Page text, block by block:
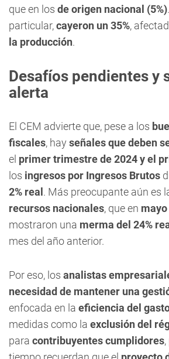
que en los de origen nacional (5%)
particular,cayeron un 35%,
la producción.
Desafíos pendientes y
alerta
El CEM advierte que, pese a los
fiscales, hay señales que deben
el primer trimestre de 2024 y el
los ingresos por Ingresos Brutos
2% real . Más preocupante aún es
recursos nacionales, que en
mostraron una merma del 24%
mes del año anterior.
Por eso, los analistas
necesidad de mantener una
enfocada en la eficiencia del
medidas como la exclusión del
para contribuyentes cumplidores